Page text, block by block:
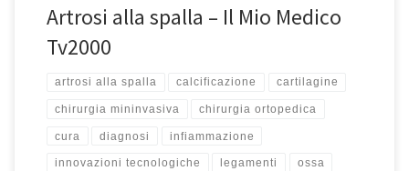
Artrosi alla spalla – Il Mio Medico
Tv2000
artrosi alla spalla calcificazione cartilagine
chirurgia mininvasiva chirurgia ortopedica
cura diagnosi infiammazione
innovazioni tecnologiche legamenti ossa